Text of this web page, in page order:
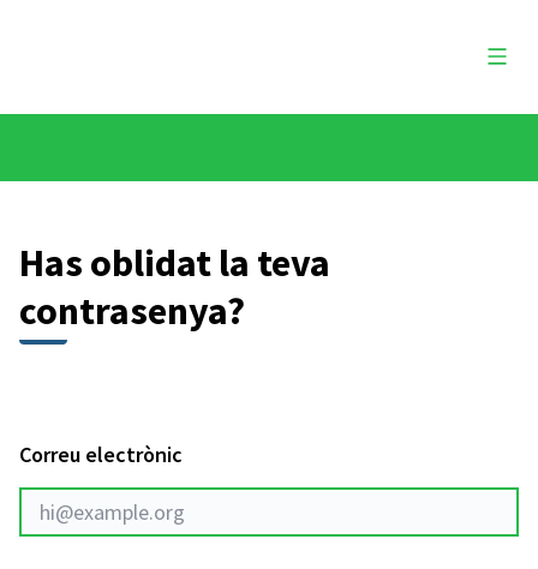
Has oblidat la teva
contrasenya?
Correu electrònic